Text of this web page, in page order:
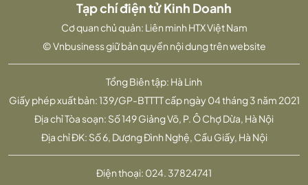
Tổng Biên tập: Hà Linh
Giấy phép xuất bản: 139/GP-BTTTT cấp ngày 04 tháng 3 năm 2021
Địa chỉ Tòa soạn: Số 149 Giảng Võ, P. Ô Chợ Dừa, Hà Nội
Địa chỉ ĐK: Số 6, Dương Đình Nghệ, Cầu Giấy, Hà Nội
Tạp chí điện tử Kinh Doanh
Cơ quan chủ quản: Liên minh HTX Việt Nam
© Vnbusiness giữ bản quyền nội dung trên website
Điện thoại: 024. 37824741